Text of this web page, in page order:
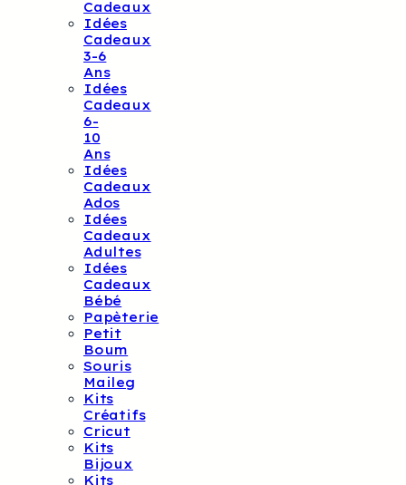
Cadeaux
Idées
Cadeaux
3-6
Ans
Idées
Cadeaux
6-
10
Ans
Idées
Cadeaux
Ados
Idées
Cadeaux
Adultes
Idées
Cadeaux
Bébé
Papèterie
Petit
Boum
Souris
Maileg
Kits
Créatifs
Cricut
Kits
Bijoux
Kits